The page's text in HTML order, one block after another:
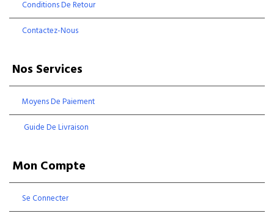
Conditions De Retour
Contactez-Nous
Nos Services
Moyens De Paiement
Guide De Livraison
Mon Compte
Se Connecter